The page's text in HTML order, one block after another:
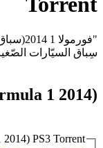
سِباق السيّارات
(F1 2014 (Formula 1 2014
PS3 Torrent